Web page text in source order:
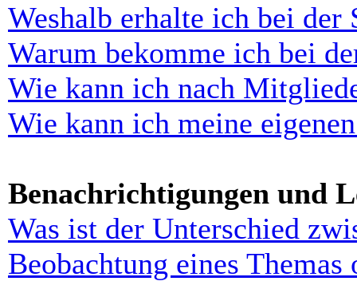
Weshalb erhalte ich bei der
Warum bekomme ich bei
Wie kann ich nach
Wie kann ich meine
Benachrichtigungen und
Was ist der Unterschied
Beobachtung eines Themas